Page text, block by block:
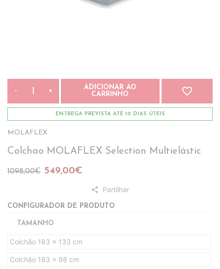
- +
ADICIONAR AO
CARRINHO
favorite_border
ENTREGA PREVISTA ATÉ 10 DIAS ÚTEIS
MOLAFLEX
Colchao MOLAFLEX Selection Multielástic
1098,00€ 549,00€
share Partilhar
CONFIGURADOR DE PRODUTO
TAMANHO
Colchão 183 x 133 cm
Colchão 183 x 98 cm